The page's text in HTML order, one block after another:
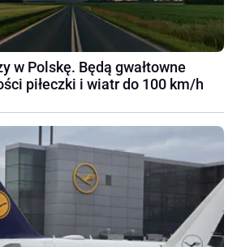
w Polskę. Będą gwałtowne
piłeczki i wiatr do 100 km/h